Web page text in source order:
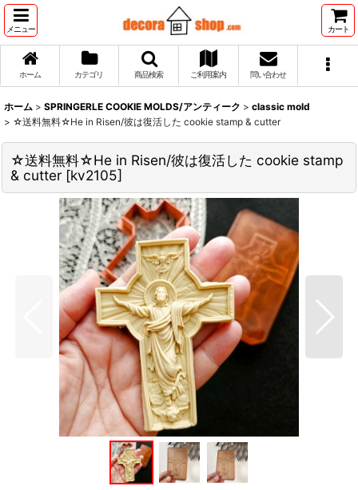
メニュー カート
ホーム カテゴリ 商品検索 ご利用案内 問い合わせ
ホーム > SPRINGERLE COOKIE MOLDS/アンティーク > classic mold
> ☆送料無料☆He in Risen/彼は復活した cookie stamp & cutter
☆送料無料☆He in Risen/彼は復活した cookie stamp
& cutter [kv2105]